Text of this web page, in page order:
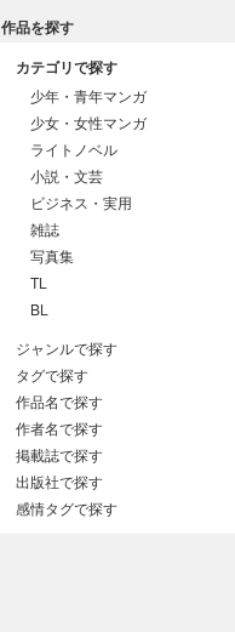
作品を探す
カテゴリで探す
少年・青年マンガ
少女・女性マンガ
ライトノベル
小説・文芸
ビジネス・実用
雑誌
写真集
TL
BL
ジャンルで探す
タグで探す
作品名で探す
作者名で探す
掲載誌で探す
出版社で探す
感情タグで探す